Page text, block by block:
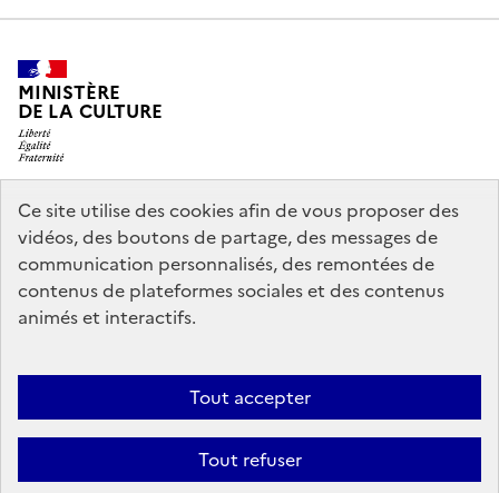
Ce site utilise des cookies afin de vous proposer des
vidéos, des boutons de partage, des messages de
communication personnalisés, des remontées de
contenus de plateformes sociales et des contenus
animés et interactifs.
Tout accepter
Tout refuser
MINISTÈRE
DE LA CULTURE
legifrance.gouv.fr
info.gouv.fr
service-public.gouv.fr
data.gouv.fr
Crédits Accessibilité : partiellement conforme
Mentions légales
Politique d’utilisation des témoins de connexion (cookies)
générale de protection des données